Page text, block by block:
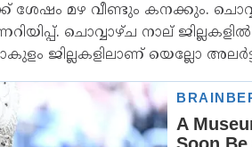
ശേഷം മഴ വീണ്ടും കനക്കും.
ചൊവ്വാഴ്ച നാല്
ജില്ലകളിലാണ് യെല്ലോ അലര്‍ട്ട്